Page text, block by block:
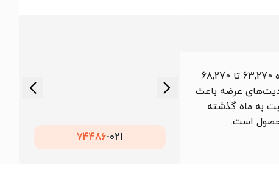
بررسی قیمت میلگرد راد همدان A3 سایز 20 در یک ماه اخیر منتهی به 1405/05/17 نشان می‌دهد که قیمت این محصول در بازه 63,270 تا 68,270
عرضه باعث
است.
021-
74486